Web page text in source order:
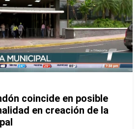
coincide en posible
en creación de la